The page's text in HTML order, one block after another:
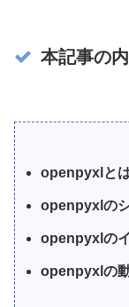
本記事の
openpyxlと
openpyxlの
openpyxlの
openpyxlの